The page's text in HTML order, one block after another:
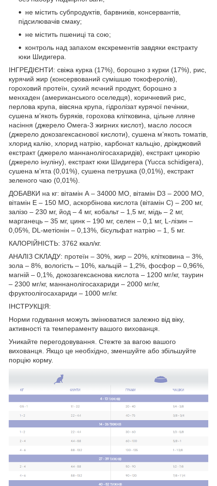
не містить субпродуктів, барвників, консервантів,
підсилювачів смаку;
не містить пшениці та сою;
контроль над запахом екскрементів завдяки екстракту
юки Шидигера.
ІНГРЕДІЄНТИ: свіжа курка (17%), борошно з курки (17%), рис,
курячий жир (консервований сумішшю токоферолів),
гороховий протеїн, сухий яєчний продукт, борошно з
менхаден (американського оселедця), коричневий рис,
перлова крупа, вівсяна крупа, гідролізат курячої печінки,
сушена м’якоть буряків, горохова клітковина, цільне лляне
насіння (джерело Омега-3 жирних кислот), масло лосося
(джерело докозагексаєнової кислоти), сушена м’якоть томатів,
хлорид калію, хлорид натрію, карбонат кальцію, дріжджовий
екстракт (джерело маннанолігосахаридів), екстракт цикорію
(джерело інуліну), екстракт юки Шидигера (Yucca schidigera),
сушена м’ята (0,01%), сушена петрушка (0,01%), екстракт
зеленого чаю (0,01%).
ДОБАВКИ на кг: вітамін А – 34000 МО, вітамін D3 – 2000 МО,
вітамін Е – 150 МО, аскорбінова кислота (вітамін С) – 200 мг,
залізо – 230 мг, йод – 4 мг, кобальт – 1,5 мг, мідь – 2 мг,
марганець – 35 мг, цинк – 190 мг, селен – 0,1 мг, L-лізин –
0,05%, DL-метіонін – 0,13%, бісульфат натрію – 1, 5 мг.
КАЛОРІЙНІСТЬ: 3762 ккал/кг.
АНАЛІЗ СКЛАДУ: протеїн – 30%, жир – 20%, клітковина – 3%,
зола – 8%, вологість – 10%, кальцій – 1,2%, фосфор – 0,96%,
магній – 0,1%, докозагексаєнова кислота – 1200 мг/кг, таурин
– 2300 мг/кг, маннанолігосахариди – 2000 мг/кг,
фруктоолігосахариди – 1000 мг/кг.
ІНСТРУКЦІЯ:
Норми годування можуть змінюватися залежно від віку,
активності та темпераменту вашого вихованця.
Уникайте перегодовування. Стежте за вагою вашого
вихованця. Якщо це необхідно, зменшуйте або збільшуйте
порцію корму.